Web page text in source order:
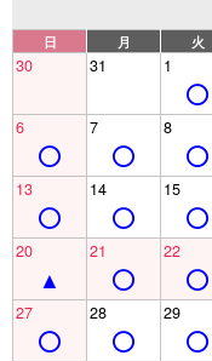
日 月 火
30 31 1
6 7 8
13 14 15
20 21 22
27 28 29